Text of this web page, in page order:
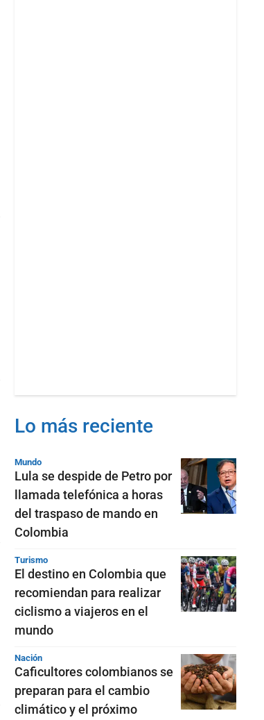
Lo más reciente
Mundo
Lula se despide de Petro por
llamada telefónica a horas
del traspaso de mando en
Colombia
Turismo
El destino en Colombia que
recomiendan para realizar
ciclismo a viajeros en el
mundo
Nación
Caficultores colombianos se
preparan para el cambio
climático y el próximo